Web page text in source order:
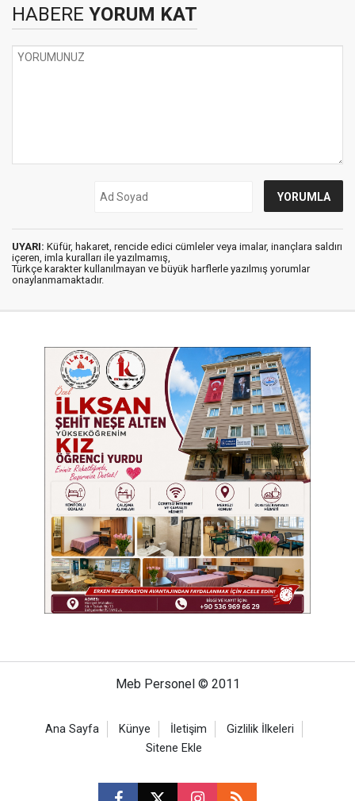
HABERE YORUM KAT
UYARI: Küfür, hakaret, rencide edici cümleler veya imalar, inançlara saldırı
içeren, imla kuralları ile yazılmamış,
Türkçe karakter kullanılmayan ve büyük harflerle yazılmış yorumlar
onaylanmamaktadır.
Meb Personel © 2011
Ana Sayfa Künye İletişim
Gizlilik İlkeleri
Sitene Ekle